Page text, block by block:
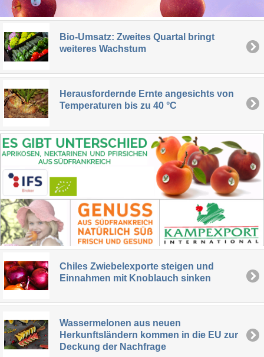
Bio-Umsatz: Zweites Quartal bringt
weiteres Wachstum
Herausfordernde Ernte angesichts von
Temperaturen bis zu 40 °C
Chiles Zwiebelexporte steigen und
Einnahmen mit Knoblauch sinken
Wassermelonen aus neuen
Herkunftsländern kommen in die EU zur
Deckung der Nachfrage